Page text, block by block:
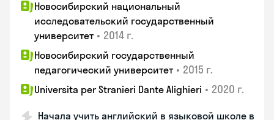
Новосибирский национальный
исследовательский государственный
университет • 2014 г.
Новосибирский государственный
педагогический университет • 2015 г.
Universita per Stranieri Dante Alighieri • 2020 г.
Начала учить английский в языковой школе в